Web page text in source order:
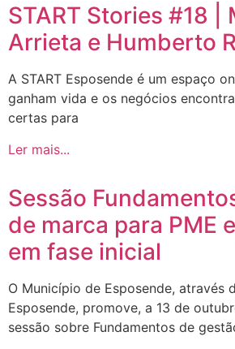
START Stories #18 |
Arrieta e Humberto
A START Esposende é um espaço
ganham vida e os negócios
certas para
Ler mais...
Sessão
de marca para PME
em fase inicial
O Município de Esposende, através
Esposende, promove, a 13 de
sessão sobre Fundamentos de